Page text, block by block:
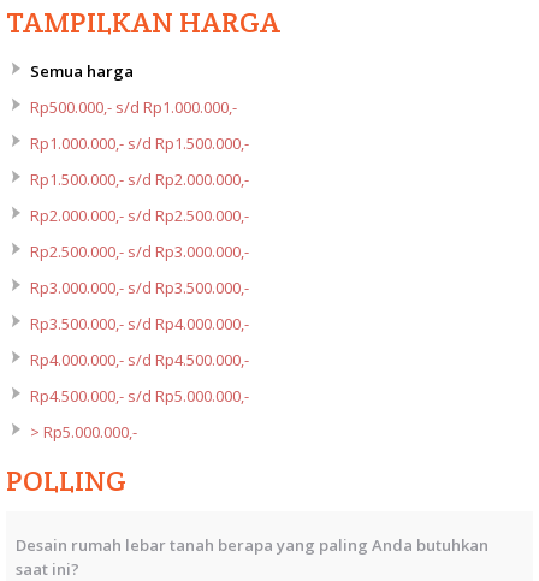
TAMPILKAN HARGA
Semua harga
Rp500.000,- s/d Rp1.000.000,-
Rp1.000.000,- s/d Rp1.500.000,-
Rp1.500.000,- s/d Rp2.000.000,-
Rp2.000.000,- s/d Rp2.500.000,-
Rp2.500.000,- s/d Rp3.000.000,-
Rp3.000.000,- s/d Rp3.500.000,-
Rp3.500.000,- s/d Rp4.000.000,-
Rp4.000.000,- s/d Rp4.500.000,-
Rp4.500.000,- s/d Rp5.000.000,-
> Rp5.000.000,-
POLLING
Desain rumah lebar tanah berapa yang paling Anda butuhkan
saat ini?